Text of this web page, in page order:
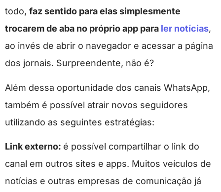
todo, faz sentido para elas simplesmente
trocarem de aba no próprio app para ler notícias,
ao invés de abrir o navegador e acessar a página
dos jornais. Surpreendente, não é?
Além dessa oportunidade dos canais WhatsApp,
também é possível atrair novos seguidores
utilizando as seguintes estratégias:
Link externo: é possível compartilhar o link do
canal em outros sites e apps. Muitos veículos de
notícias e outras empresas de comunicação já